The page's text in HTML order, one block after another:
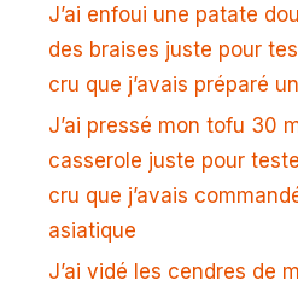
J’ai enfoui une patate
des braises juste pour
cru que j’avais préparé
J’ai pressé mon tofu 30
casserole juste pour
cru que j’avais
asiatique
J’ai vidé les cendres de